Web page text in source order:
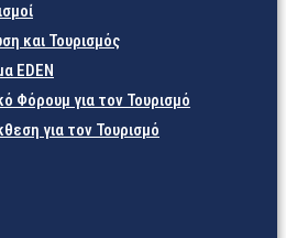
και Τουρισμός
EDEN
Φόρουμ για τον Τουρισμό
για τον Τουρισμό